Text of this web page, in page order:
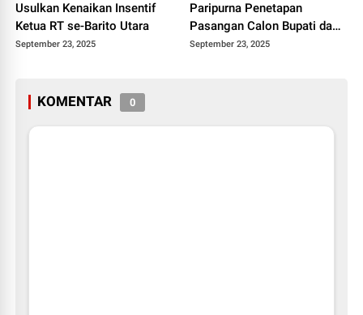
Usulkan Kenaikan Insentif
Ketua RT se-Barito Utara
September 23, 2025
Paripurna Penetapan
Pasangan Calon Bupati dan
Wakil Bupati Terpilih 2024
September 23, 2025
KOMENTAR 0